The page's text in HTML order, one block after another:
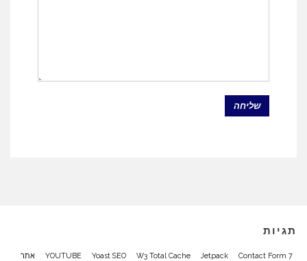
תגיות
Contact Form 7
Jetpack
W3 Total Cache
Yoast SEO
YOUTUBE אתר